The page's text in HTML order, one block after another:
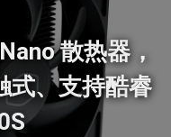
散热器，
式、支持酷睿